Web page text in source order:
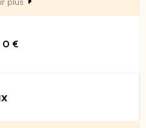
0 €